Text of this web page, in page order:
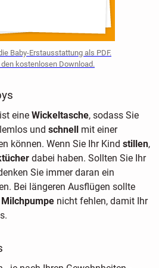
Baby-Erstausstattung als PDF.
kostenlosen Download.
eine Wickeltasche, sodass Sie
und schnellmit einer
können. Wenn Sie Ihr Kind stillen,
dabei haben. Sollten Sie Ihr
Sie immer daran ein
Bei längeren Ausflügen sollte
Milchpumpenicht fehlen, damit Ihr